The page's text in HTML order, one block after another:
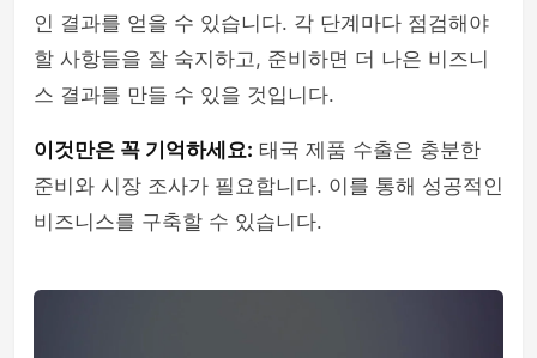
인 결과를 얻을 수 있습니다. 각 단계마다 점검해야
할 사항들을 잘 숙지하고, 준비하면 더 나은 비즈니
스 결과를 만들 수 있을 것입니다.
이것만은 꼭 기억하세요: 태국 제품 수출은 충분한
준비와 시장 조사가 필요합니다. 이를 통해 성공적인
비즈니스를 구축할 수 있습니다.